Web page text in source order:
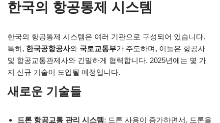
한국의 항공통제 시스템
한국의 항공통제 시스템은 여러 기관으로 구성되어 있습니다.
특히, 한국공항공사와 국토교통부가 주도하며, 이들은 항공사
및 항공교통관제사와 긴밀하게 협력합니다. 2025년에는 몇 가
지 신규 기술이 도입될 예정입니다.
새로운 기술들
드론 항공교통 관리 시스템: 드론 사용이 증가하면서, 드론을